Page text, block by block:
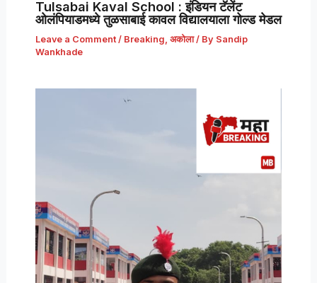
Tulsabai Kaval School : इंडियन टॅलेंट
ओलंपियाडमध्ये तुळसाबाई कावल विद्यालयाला गोल्ड मेडल
Leave a Comment / Breaking, अकोला/ By Sandip
Wankhade